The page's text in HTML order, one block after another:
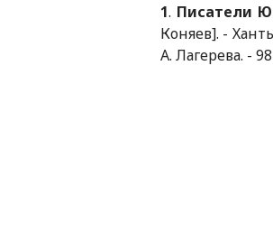
1. Писатели
Коняев]. -
А. Лагерева. -